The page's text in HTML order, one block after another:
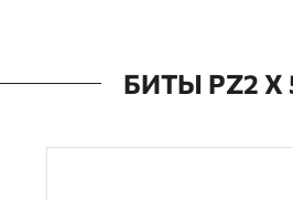
БИТЫ PZ2 Х